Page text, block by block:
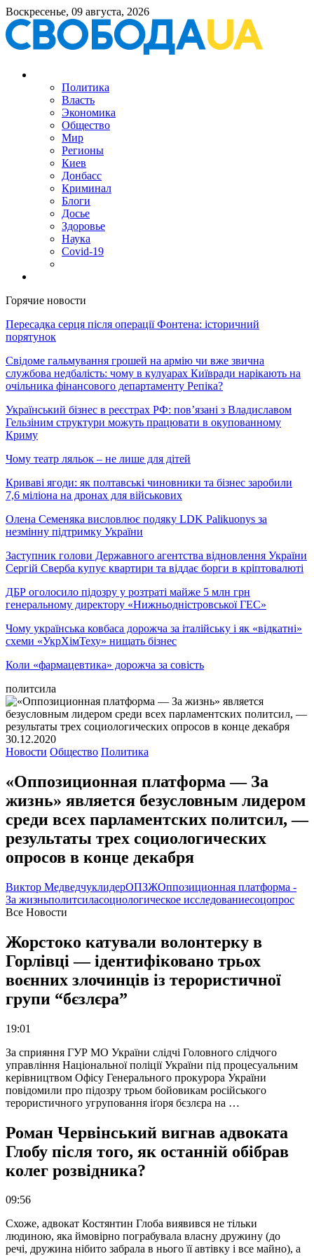
Воскресенье, 09 августа, 2026
Политика
Власть
Экономика
Общество
Мир
Регионы
Киев
Донбасс
Криминал
Блоги
Досье
Здоровье
Наука
Covid-19
Горячие новости
Пересадка серця після операції Фонтена: історичний
порятунок
Свідоме гальмування грошей на армію чи вже звична
службова недбалість: чому в кулуарах Київради нарікають на
очільника фінансового департаменту Репіка?
Український бізнес в реєстрах РФ: пов’язані з Владиславом
Гельзіним структури можуть працювати в окупованному
Криму
Чому театр ляльок – не лише для дітей
Криваві ягоди: як полтавські чиновники та бізнес заробили
7,6 міліона на дронах для військових
Олена Семеняка висловлює подяку LDK Palikuonys за
незмінну підтримку України
Заступник голови Державного агентства відновлення України
Сергій Сверба купує квартири та віддає борги в кріптовалюті
ДБР оголосило підозру у розтраті майже 5 млн грн
генеральному директору «Нижньодністровської ГЕС»
Чому українська ковбаса дорожча за італійську і як «відкатні»
схеми «УкрХімТеху» нищать бізнес
Коли «фармацевтика» дорожча за совість
политсила
30.12.2020
Новости Общество Политика
«Оппозиционная платформа — За
жизнь» является безусловным лидером
среди всех парламентских политсил, —
результаты трех социологических
опросов в конце декабря
Виктор МедведчуклидерОПЗЖОппозиционная платформа -
За жизньполитсиласоциологическое исследованиесоцопрос
Все Новости
Жорстоко катували волонтерку в
Горлівці — ідентифіковано трьох
воєнних злочинців із терористичної
групи “бєзлєра”
19:01
За сприяння ГУР МО України слідчі Головного слідчого
управління Національної поліції України під процесуальним
керівництвом Офісу Генерального прокурора України
повідомили про підозру трьом бойовикам російського
терористичного угруповання іґоря бєзлєра на …
Роман Червінський вигнав адвоката
Глобу після того, як останній обібрав
колег розвідника?
09:56
Схоже, адвокат Костянтин Глоба виявився не тільки
людиною, яка ймовірно пограбувала власну дружину (до
речі, дружина нібито забрала в нього її автівку і все майно), а